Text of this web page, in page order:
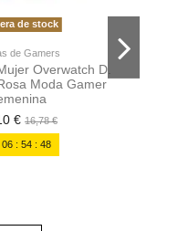
de stock
de Gamers
Overwatch D.
Moda Gamer
€ 16,78 €
06 :54 :48